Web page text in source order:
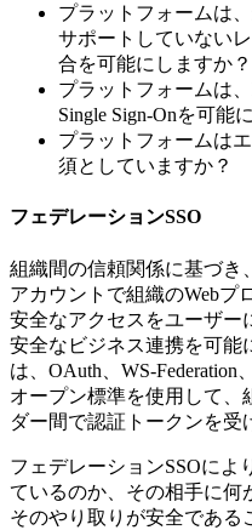
プラットフォームは
サポートしていない
合を可能にしますか？
プラットフォームは
Single Sign-Onを可能
プラットフォームは
須としていますか？
フェデレーションSSO
組織間の信頼関係に基づき
アカウントで組織のWebプ
安全なアクセスをユーザー
安全なビジネス連携を可能
は、OAuth、WS-
オープン標準を使用して、
ダー間で認証トークンを受
フェデレーションSSOによ
ているのか、その相手に何
そのやり取りが安全である